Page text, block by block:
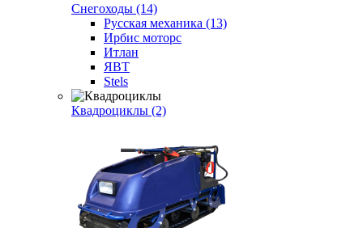
Снегоходы (14)
Русская механика (13)
Ирбис моторс
Итлан
ЯВТ
Stels
Квадроциклы (2)